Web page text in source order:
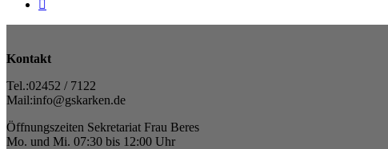
Kontakt
Tel.:02452 / 7122
Mail:info@gskarken.de
Öffnungszeiten Sekretariat Frau Beres
Mo. und Mi. 07:30 bis 12:00 Uhr